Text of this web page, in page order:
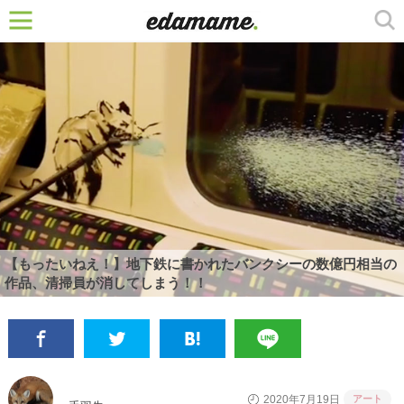
【もったいねえ！】地下鉄に書かれたバンクシーの数億円相当の
作品、清掃員が消してしまう！！
2020年7月19日 アート